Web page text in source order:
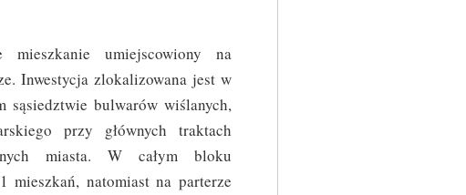
mieszkanie umiejscowiony na
Inwestycja zlokalizowana jest w
sąsiedztwie bulwarów wiślanych,
przy głównych traktach
miasta. W całym bloku
mieszkań, natomiast na parterze